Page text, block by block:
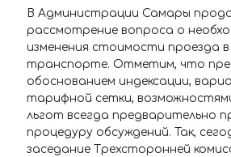
В Администрации Самары
рассмотрение вопроса о
изменения стоимости проезда
транспорте. Отметим, что
обоснованием индексации,
тарифной сетки,
льгот всегда предварительно
процедуру обсуждений. Так,
заседание Трехсторонней